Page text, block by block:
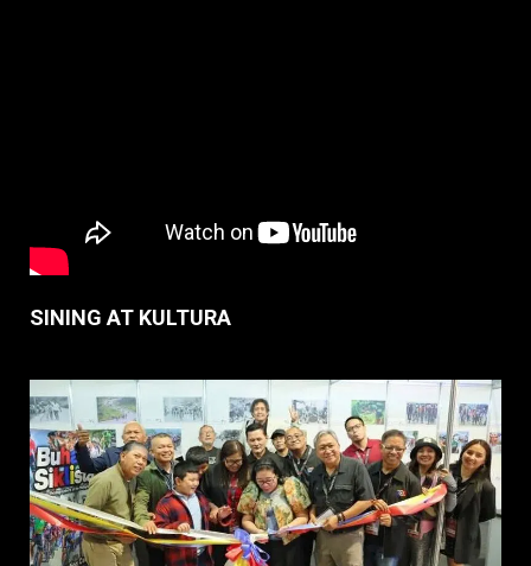
SINING AT KULTURA